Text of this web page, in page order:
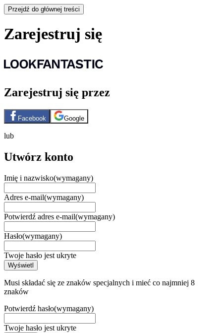
Przejdź do głównej treści
Zarejestruj się
Zarejestruj się przez
Facebook Google
lub
Utwórz konto
Imię i nazwisko(wymagany)
Adres e-mail(wymagany)
Potwierdź adres e-mail(wymagany)
Hasło(wymagany)
Twoje hasło jest ukryte
Wyświetl
Musi składać się ze znaków specjalnych i mieć co najmniej 8
znaków
Potwierdź hasło(wymagany)
Twoje hasło jest ukryte